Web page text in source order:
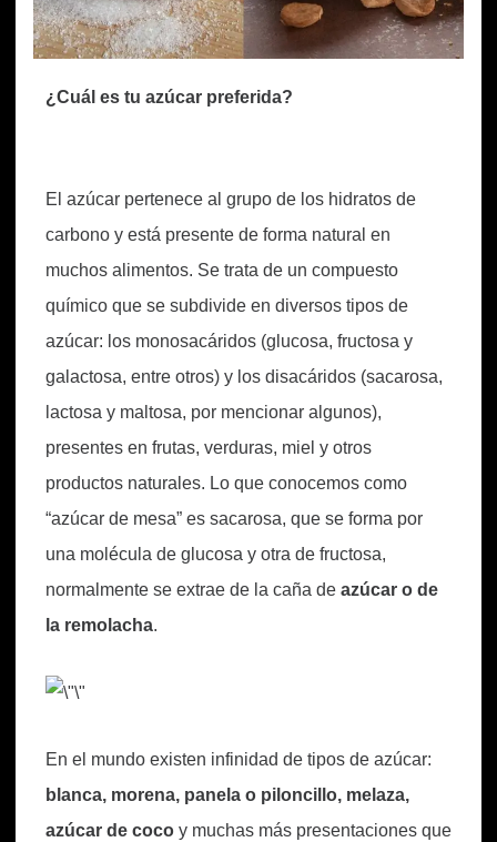
¿Cuál es tu azúcar preferida?
El azúcar pertenece al grupo de los hidratos de
carbono y está presente de forma natural en
muchos alimentos. Se trata de un compuesto
químico que se subdivide en diversos tipos de
azúcar: los monosacáridos (glucosa, fructosa y
galactosa, entre otros) y los disacáridos (sacarosa,
lactosa y maltosa, por mencionar algunos),
presentes en frutas, verduras, miel y otros
productos naturales. Lo que conocemos como
“azúcar de mesa” es sacarosa, que se forma por
una molécula de glucosa y otra de fructosa,
normalmente se extrae de la caña de azúcar o de
la remolacha.
En el mundo existen infinidad de tipos de azúcar:
blanca, morena, panela o piloncillo, melaza,
azúcar de coco y muchas más presentaciones que